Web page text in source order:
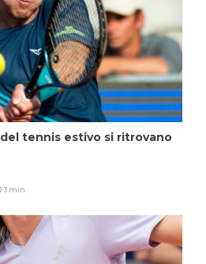
tennis estivo si ritrovano
3 min